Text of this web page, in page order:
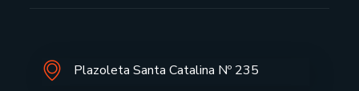
Plazoleta Santa Catalina Nº 235